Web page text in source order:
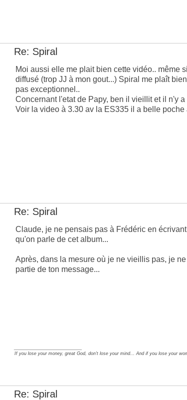
Re: Spiral
Moi aussi elle me plait bien cette vidéo.. même
diffusé (trop JJ à mon gout...) Spiral me plaît
pas exceptionnel..
Concernant l'etat de Papy, ben il vieillit et il n'y
Voir la video à 3.30 av la ES335 il a belle poche
Re: Spiral
Claude, je ne pensais pas à Frédéric en
qu'on parle de cet album...
Après, dans la mesure où je ne vieillis pas, je
partie de ton message...
If you lose your money, great God, don't lose your mind... And if you lose your
Re: Spiral